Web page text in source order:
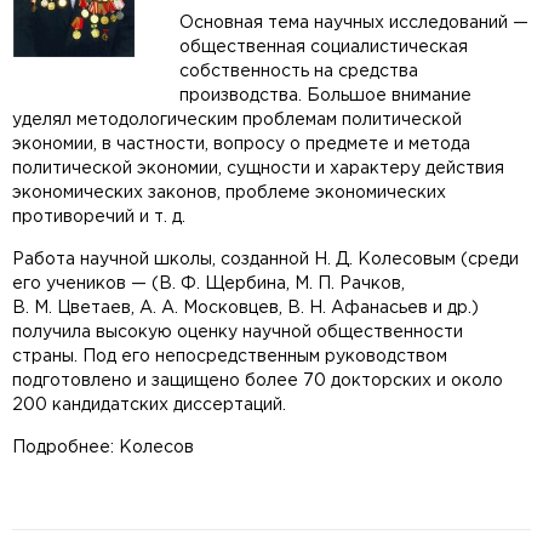
Основная тема научных исследований —
общественная социалистическая
собственность на средства
производства. Большое внимание
уделял методологическим проблемам политической
экономии, в частности, вопросу о предмете и метода
политической экономии, сущности и характеру действия
экономических законов, проблеме экономических
противоречий и т. д.
Работа научной школы, созданной Н. Д. Колесовым (среди
его учеников — (В. Ф. Щербина, М. П. Рачков,
В. М. Цветаев, А. А. Московцев, В. Н. Афанасьев и др.)
получила высокую оценку научной общественности
страны. Под его непосредственным руководством
подготовлено и защищено более 70 докторских и около
200 кандидатских диссертаций.
Подробнее: Колесов